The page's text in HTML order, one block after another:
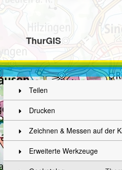
ThurGIS
Teilen
Drucken
Zeichnen & Messen auf der
Erweiterte Werkzeuge